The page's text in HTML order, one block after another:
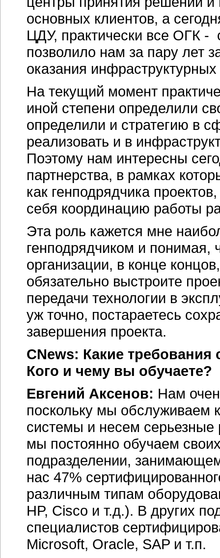
основных клиентов, а
ЦДУ, практически все ОГК -
позволило нам за пару лет
оказания инфраструктурных
На текущий момент
иной степени определили
определили и стратегию в
реализовать и в
Поэтому нам интересны
партнерства, в рамках
как генподрядчика
себя координацию работы
Эта роль кажется мне
генподрядчиком и понимая,
организации, в конце
обязательно выстроите
передачи технологии в
уж точно, постараетесь
завершения проекта.
CNews: Какие
Кого и чему вы обучаете?
Евгений Аксенов: Нам
поскольку мы обслуживаем
системы и несем серьезные
мы постоянно обучаем
подразделении,
нас 47%
различным типам
HP, Cisco и т.д.). В других
специалистов
Microsoft, Oracle, SAP и т.п.